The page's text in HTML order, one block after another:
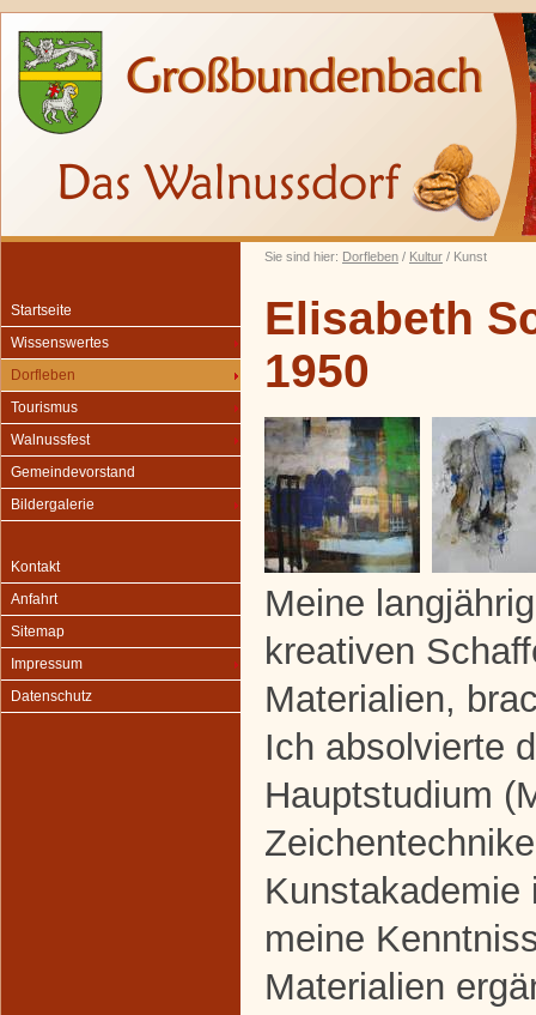
Sie sind hier: Dorfleben / Kultur / Kunst
Startseite
Wissenswertes
Dorfleben
Tourismus
Walnussfest
Gemeindevorstand
Bildergalerie
Kontakt
Anfahrt
Sitemap
Impressum
Datenschutz
Elisabeth
1950
Meine
kreativen
Materialien,
Ich absolvierte
Hauptstudium
Kunstakademie
meine
Materialien